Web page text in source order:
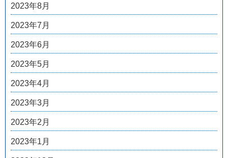
2023年8月
2023年7月
2023年6月
2023年5月
2023年4月
2023年3月
2023年2月
2023年1月